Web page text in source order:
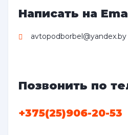
Написать на
avtopodborbel@yandex.by
Позвонить по
+375(25)906-20-53